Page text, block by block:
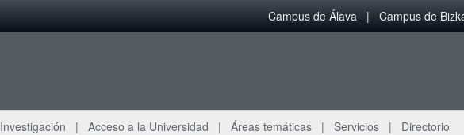
Campus de Álava Campus de
Investigación Acceso a la Universidad Áreas temáticas Servicios Directorio